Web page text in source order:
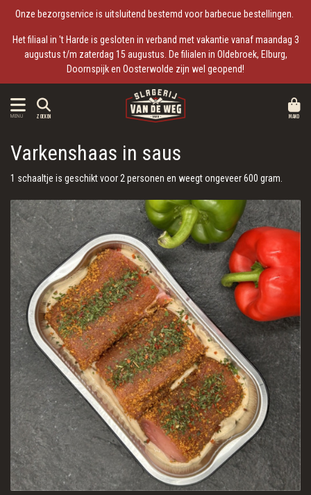
Onze bezorgservice is uitsluitend bestemd voor barbecue bestellingen.
Het filiaal in 't Harde is gesloten in verband met vakantie vanaf maandag 3
augustus t/m zaterdag 15 augustus. De filialen in Oldebroek, Elburg,
Doornspijk en Oosterwolde zijn wel geopend!
MENU ZOEKEN MAND
Varkenshaas in saus
1 schaaltje is geschikt voor 2 personen en weegt ongeveer 600 gram.